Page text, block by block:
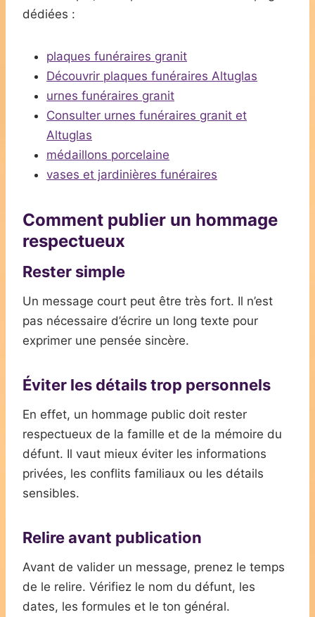
dédiées :
plaques funéraires granit
Découvrir plaques funéraires Altuglas
urnes funéraires granit
Consulter urnes funéraires granit et
Altuglas
médaillons porcelaine
vases et jardinières funéraires
Comment publier un hommage
respectueux
Rester simple
Un message court peut être très fort. Il n’est
pas nécessaire d’écrire un long texte pour
exprimer une pensée sincère.
Éviter les détails trop personnels
En effet, un hommage public doit rester
respectueux de la famille et de la mémoire du
défunt. Il vaut mieux éviter les informations
privées, les conflits familiaux ou les détails
sensibles.
Relire avant publication
Avant de valider un message, prenez le temps
de le relire. Vérifiez le nom du défunt, les
dates, les formules et le ton général.